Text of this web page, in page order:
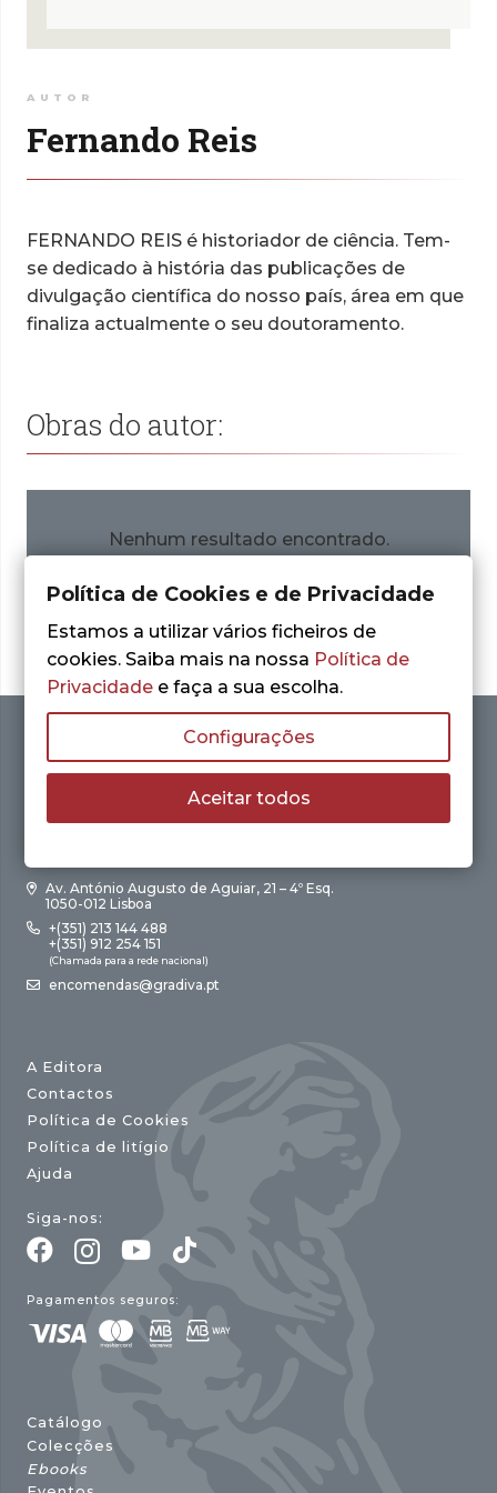
AUTOR
Fernando Reis
FERNANDO REIS é historiador de ciência. Tem-
se dedicado à história das publicações de
divulgação científica do nosso país, área em que
finaliza actualmente o seu doutoramento.
Obras do autor:
Nenhum resultado encontrado.
Av. António Augusto de Aguiar, 21 – 4º Esq.
1050-012 Lisboa
+(351) 213 144 488
+(351) 912 254 151
(Chamada para a rede nacional)
encomendas@gradiva.pt
A Editora
Contactos
Política de Cookies
Política de litígio
Ajuda
Siga-nos:
Pagamentos seguros:
Catálogo
Colecções
Ebooks
Política de Cookies e de Privacidade
Estamos a utilizar vários ficheiros de
cookies. Saiba mais na nossa Política de
Privacidade e faça a sua escolha.
Configurações
Aceitar todos